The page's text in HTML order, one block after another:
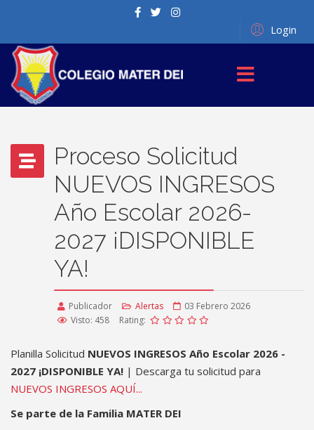
Login
Proceso Solicitud
NUEVOS INGRESOS
Año Escolar 2026-
2027 ¡DISPONIBLE
YA!
Publicador Alertas
03 Febrero 2026
Visto: 458
Rating:
Planilla Solicitud NUEVOS INGRESOS Año Escolar 2026 -
2027 ¡DISPONIBLE YA! | Descarga tu solicitud para
NUEVOS INGRESOS AQUÍ...
Se parte de la Familia MATER DEI